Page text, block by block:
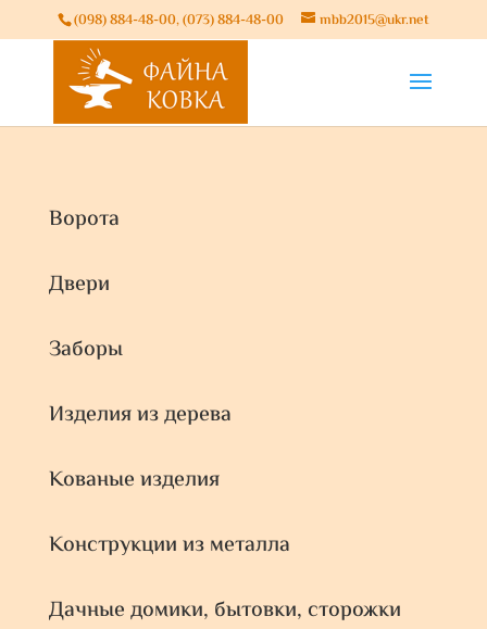
(098) 884-48-00, (073) 884-48-00 mbb2015@ukr.net
Ворота
Двери
Заборы
Изделия из дерева
Кованые изделия
Конструкции из металла
Дачные домики, бытовки, сторожки